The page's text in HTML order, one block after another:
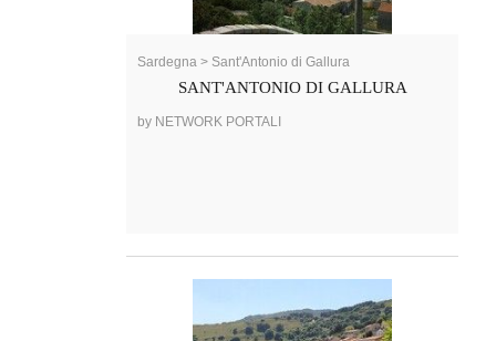
Sardegna > Sant'Antonio di Gallura
SANT'ANTONIO DI GALLURA
by NETWORK PORTALI